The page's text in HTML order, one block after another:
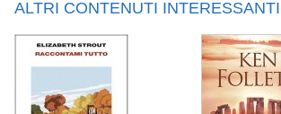
ALTRI CONTENUTI INTERESSANTI